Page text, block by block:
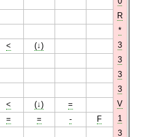
R
*
< (↓)
3
3
3
3
< (↓) =
V
= = - F
1
3